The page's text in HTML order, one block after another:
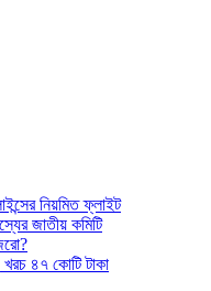
নিয়মিত ফ্লাইট
জাতীয় কমিটি
খরচ ৪৭ কোটি টাকা